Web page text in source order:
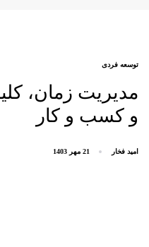
توسعه فردی
مدیریت زمان،
و کسب و کار
امید فخار 21 مهر 1403